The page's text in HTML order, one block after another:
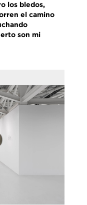
los bledos,
el camino
son mi